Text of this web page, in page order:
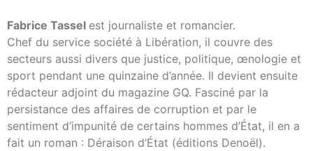
Fabrice Tassel est journaliste et romancier.
Chef du service société à Libération, il couvre des
secteurs aussi divers que justice, politique, œnologie et
sport pendant une quinzaine d’année. Il devient ensuite
rédacteur adjoint du magazine GQ. Fasciné par la
persistance des affaires de corruption et par le
sentiment d’impunité de certains hommes d’État, il en a
fait un roman : Déraison d’État (éditions Denoël).